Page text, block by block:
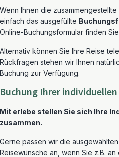
Wenn Ihnen die
einfach das ausgefüllte
Online-Buchungsformular finden
Alternativ können Sie Ihre Reise
Rückfragen stehen wir Ihnen
Buchung zur Verfügung.
Buchung Ihrer
Mit erlebe stellen Sie sich Ihre
zusammen.
Gerne passen wir die
Reisewünsche an, wenn Sie z.B.